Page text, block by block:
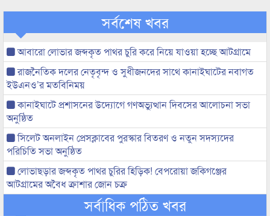
সর্বশেষ খবর
আবারো লোভার জব্দকৃত পাথর চুরি করে নিয়ে যাওয়া হচ্ছে আটগ্রামে
রাজনৈতিক দলের নেতৃবৃন্দ ও সুধীজনদের সাথে কানাইঘাটের নবাগত
ইউএনও’র মতবিনিময়
কানাইঘাটে প্রশাসনের উদ্যোগে গণঅভ্যুত্থান দিবসের আলোচনা সভা
অনুষ্ঠিত
সিলেট অনলাইন প্রেসক্লাবের পুরস্কার বিতরণ ও নতুন সদস্যদের
পরিচিতি সভা অনুষ্ঠিত
লোভাছড়ার জব্দকৃত পাথর চুরির হিড়িক! বেপরোয়া জকিগঞ্জের
আটগ্রামের অবৈধ ক্রাশার জোন চক্র
সর্বাধিক পঠিত খবর